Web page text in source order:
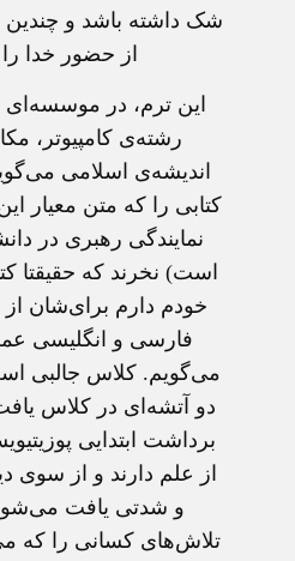
شک داشته باشد و چندین
از حضور خدا
این ترم، در موسسه‌ای
رشته‌ی کامپیوتر،
اندیشه‌ی اسلامی
کتابی را که متن معیار
نمایندگی رهبری در
است) نخرند که
خودم دارم برای‌شان
فارسی و انگلیسی
می‌گویم. کلاس جالبی
دو آتشه‌ای در کلاس
برداشت‌ ابتدایی
از علم دارند و از سوی
و شدتی یافت
تلاش‌های کسانی را که